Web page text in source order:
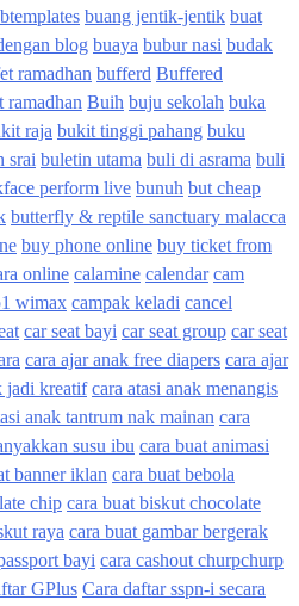
btemplates buang jentik-jentik buat
blog buaya bubur nasi budak
ramadhan bufferd Buffered
ramadhan Buih buju sekolah buka
raja bukit tinggi pahang buku
srai buletin utama buli di asrama buli
perform live bunuh but cheap
butterfly & reptile sanctuary malacca
buy phone online buy ticket from
online calamine calendar cam
wimax campak keladi cancel
car seat bayi car seat group car seat
cara ajar anak free diapers cara ajar
jadi kreatif cara atasi anak menangis
anak tantrum nak mainan cara
susu ibu cara buat animasi
banner iklan cara buat bebola
chip cara buat biskut chocolate
raya cara buat gambar bergerak
bayi cara cashout churpchurp
GPlus Cara daftar sspn-i secara